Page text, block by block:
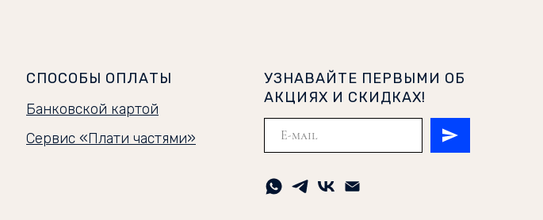
СПОСОБЫ ОПЛАТЫ
Банковской картой
Сервис «Плати частями»
УЗНАВАЙТЕ ПЕРВЫМИ ОБ
АКЦИЯХ И СКИДКАХ!